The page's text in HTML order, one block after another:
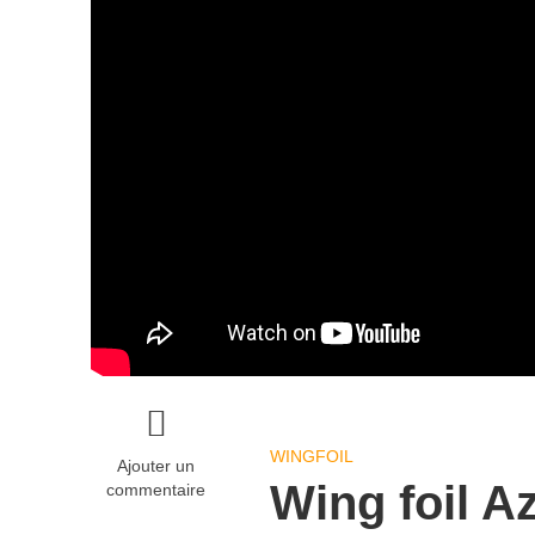
Ajouter un
commentaire
WINGFOIL
Wing foil